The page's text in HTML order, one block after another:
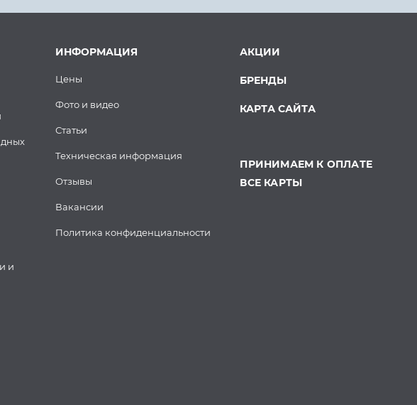
и
ИНФОРМАЦИЯ
Цены
Фото и видео
Статьи
Техническая информация
Отзывы
Вакансии
Политика конфиденциальности
АКЦИИ
БРЕНДЫ
КАРТА САЙТА
ПРИНИМАЕМ К ОПЛАТЕ
ВСЕ КАРТЫ